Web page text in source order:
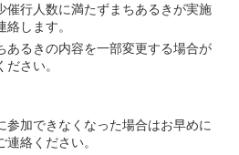
催行人数に満たずまちあるきが実施
します。
あるきの内容を一部変更する場合が
さい。
参加できなくなった場合はお早めに
絡ください。